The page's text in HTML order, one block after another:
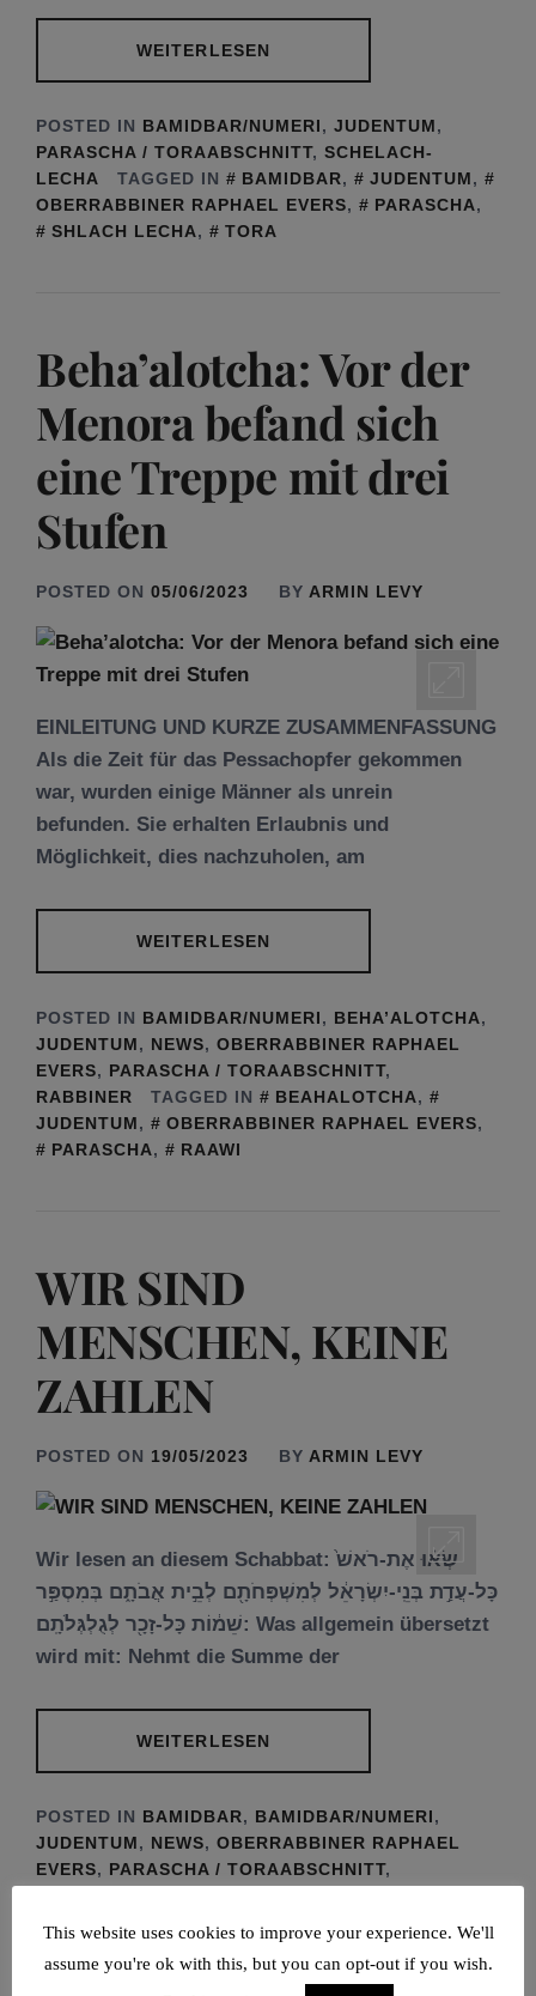
WEITERLESEN
POSTED IN BAMIDBAR/NUMERI, JUDENTUM,
PARASCHA / TORAABSCHNITT, SCHELACH-
LECHA
TAGGED IN BAMIDBAR, JUDENTUM,
OBERRABBINER RAPHAEL EVERS, PARASCHA,
SHLACH LECHA, TORA
Beha’alotcha: Vor der
Menora befand sich
eine Treppe mit drei
Stufen
POSTED ON 05/06/2023 BY ARMIN LEVY
EINLEITUNG UND KURZE ZUSAMMENFASSUNG
Als die Zeit für das Pessachopfer gekommen
war, wurden einige Männer als unrein
befunden. Sie erhalten Erlaubnis und
Möglichkeit, dies nachzuholen, am
WEITERLESEN
POSTED IN BAMIDBAR/NUMERI, BEHA’ALOTCHA,
JUDENTUM, NEWS, OBERRABBINER RAPHAEL
EVERS, PARASCHA / TORAABSCHNITT,
RABBINER
TAGGED IN BEAHALOTCHA,
JUDENTUM, OBERRABBINER RAPHAEL EVERS,
PARASCHA, RAAWI
WIR SIND
MENSCHEN, KEINE
ZAHLEN
POSTED ON 19/05/2023 BY ARMIN LEVY
Wir lesen an diesem Schabbat: שְׂא֗וּ אֶת-רֹאשׁ֙
כָּל-עֲדַ֣ת בְּנֵֽי-יִשְׂרָאֵ֔ל לְמִשְׁפְּחֹתָ֖ם לְבֵ֣ית אֲבֹתָ֑ם בְּמִסְפַּ֣ר
שֵׁמ֔וֹת כָּל-זָכָ֖ר לְגֻלְגְּלֹתָֽם: Was allgemein übersetzt
wird mit: Nehmt die Summe der
WEITERLESEN
POSTED IN BAMIDBAR, BAMIDBAR/NUMERI,
JUDENTUM, NEWS, OBERRABBINER RAPHAEL
EVERS, PARASCHA / TORAABSCHNITT,
RAAWI, TORA
This website uses cookies to improve your experience. We'll
assume you're ok with this, but you can opt-out if you wish.